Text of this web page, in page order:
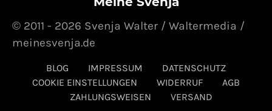
BLOG IMPRESSUM
DATENSCHUTZ
COOKIE EINSTELLUNGEN
WIDERRUF
AGB
ZAHLUNGSWEISEN
VERSAND
© 2011 - 2026 Svenja Walter / Waltermedia /
meinesvenja.de